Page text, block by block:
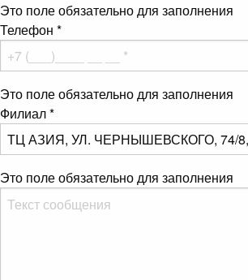
Это поле обязательно для заполнения
Телефон *
Это поле обязательно для заполнения
Филиал*
Это поле обязательно для заполнения